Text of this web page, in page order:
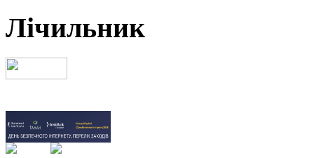
Лічильник